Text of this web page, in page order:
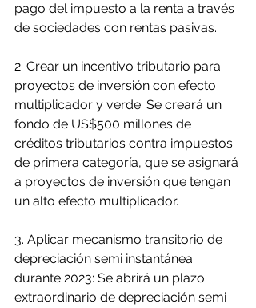
pago del impuesto a la renta a través
de sociedades con rentas pasivas.
2. Crear un incentivo tributario para
proyectos de inversión con efecto
multiplicador y verde: Se creará un
fondo de US$500 millones de
créditos tributarios contra impuestos
de primera categoría, que se asignará
a proyectos de inversión que tengan
un alto efecto multiplicador.
3. Aplicar mecanismo transitorio de
depreciación semi instantánea
durante 2023: Se abrirá un plazo
extraordinario de depreciación semi